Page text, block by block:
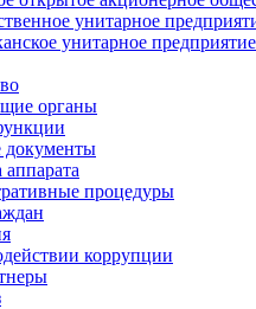
унитарное
унитарное
органы
процедуры
коррупции